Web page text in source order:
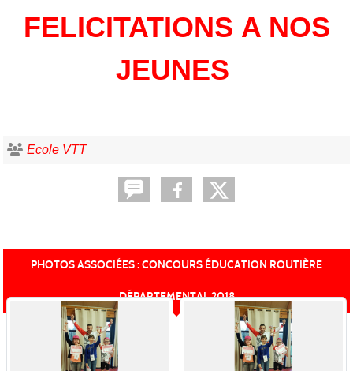
FELICITATIONS A NOS
JEUNES
Ecole VTT
PHOTOS ASSOCIÉES : CONCOURS ÉDUCATION ROUTIÈRE
DÉPARTEMENTAL 2018